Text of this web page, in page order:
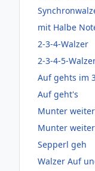
mit Halbe
2-3-4-Walzer
2-3-4-5-
Auf gehts im
Auf geht's
Munter
Munter weiter
Sepperl geh
Walzer Auf